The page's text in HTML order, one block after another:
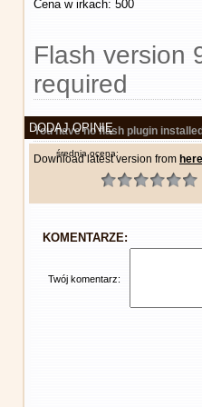
Cena w irkach: 500
Flash version
required
You have no flash plugin installed
Download latest version from here
DODAJ OPINIĘ
średnia ocena:
KOMENTARZE:
Twój komentarz: